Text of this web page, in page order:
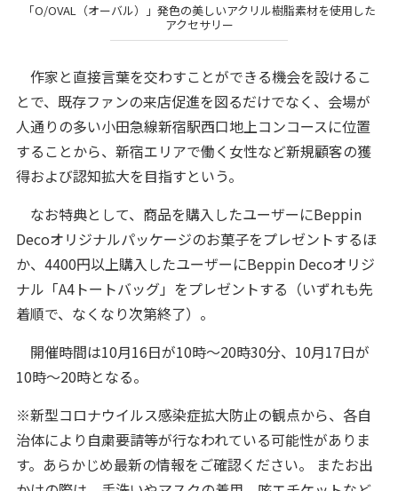
「O/OVAL（オーバル）」発色の美しいアクリル樹脂素材を使用した
アクセサリー
作家と直接言葉を交わすことができる機会を設けるこ
とで、既存ファンの来店促進を図るだけでなく、会場が
人通りの多い小田急線新宿駅西口地上コンコースに位置
することから、新宿エリアで働く女性など新規顧客の獲
得および認知拡大を目指すという。
なお特典として、商品を購入したユーザーにBeppin
Decoオリジナルパッケージのお菓子をプレゼントするほ
か、4400円以上購入したユーザーにBeppin Decoオリジ
ナル「A4トートバッグ」をプレゼントする（いずれも先
着順で、なくなり次第終了）。
開催時間は10月16日が10時～20時30分、10月17日が
10時～20時となる。
※新型コロナウイルス感染症拡大防止の観点から、各自
治体により自粛要請等が行なわれている可能性がありま
す。あらかじめ最新の情報をご確認ください。 またお出